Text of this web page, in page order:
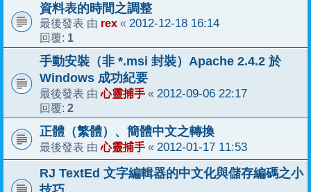
資料表的時間之調整
最後發表 由 rex « 2012-12-18 16:14
回覆: 1
手動安裝（非 *.msi 封裝）Apache 2.4.2 於
Windows 成功紀要
最後發表 由心靈捕手 « 2012-09-06 22:17
回覆: 2
正體（繁體）、簡體中文之轉換
最後發表 由心靈捕手 « 2012-01-17 11:53
RJ TextEd 文字編輯器的中文化與儲存編碼之小